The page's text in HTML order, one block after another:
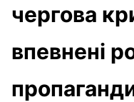
чергова
впевнені